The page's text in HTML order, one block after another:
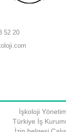
52 20
İşkoloji
Türkiye İş